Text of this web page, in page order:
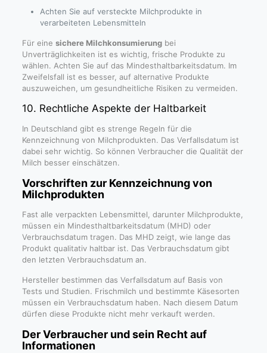
Achten Sie auf versteckte Milchprodukte in
verarbeiteten Lebensmitteln
Für eine sichere Milchkonsumierungbei
Unverträglichkeiten ist es wichtig, frische Produkte zu
wählen. Achten Sie auf das Mindesthaltbarkeitsdatum. Im
Zweifelsfall ist es besser, auf alternative Produkte
auszuweichen, um gesundheitliche Risiken zu vermeiden.
10. Rechtliche Aspekte der Haltbarkeit
In Deutschland gibt es strenge Regeln für die
Kennzeichnung von Milchprodukten. Das Verfallsdatum ist
dabei sehr wichtig. So können Verbraucher die Qualität der
Milch besser einschätzen.
Vorschriften zur Kennzeichnung von
Milchprodukten
Fast alle verpackten Lebensmittel, darunter Milchprodukte,
müssen ein Mindesthaltbarkeitsdatum (MHD) oder
Verbrauchsdatum tragen. Das MHD zeigt, wie lange das
Produkt qualitativ haltbar ist. Das Verbrauchsdatum gibt
den letzten Verbrauchsdatum an.
Hersteller bestimmen das Verfallsdatum auf Basis von
Tests und Studien. Frischmilch und bestimmte Käsesorten
müssen ein Verbrauchsdatum haben. Nach diesem Datum
dürfen diese Produkte nicht mehr verkauft werden.
Der Verbraucher und sein Recht auf
Informationen